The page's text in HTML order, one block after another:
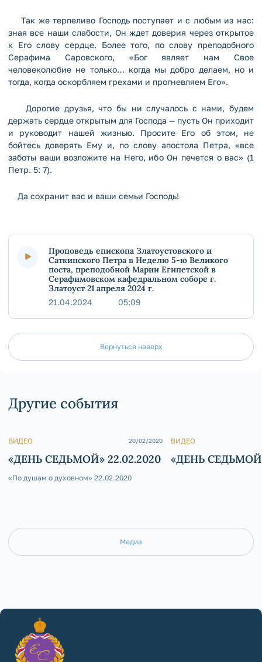
Так же терпеливо Господь поступает и с любым из нас:
зная все наши слабости, Он ждет доверия через открытое
к Его слову сердце. Более того, по слову преподобного
Серафима Саровского, «Бог являет нам Свое
человеколюбие не только… когда мы добро делаем, но и
тогда, когда оскорбляем грехами и прогневляем Его».
Дорогие друзья, что бы ни случалось с нами, будем
держать сердце открытым для Господа — пусть Он приходит
и руководит нашей жизнью. Просите Его об этом, не
бойтесь доверять Ему и, по слову апостола Петра, «все
заботы ваши возложите на Него, ибо Он печется о вас» (1
Петр. 5: 7).
Да сохранит вас и ваши семьи Господь!
Проповедь епископа Златоустовского и
Саткинского Петра в Неделю 5-ю Великого
поста, преподобной Марии Египетской в
Серафимовском кафедральном соборе г.
Златоуст 21 апреля 2024 г.
21.04.2024 05:09
Вернуться наверх
Другие события
Медиа
ВИДЕО 20/02/2020
«ДЕНЬ СЕДЬМОЙ» 22.02.2020
«По душам о духовном» 22.02.2020
ВИДЕО
«ДЕНЬ